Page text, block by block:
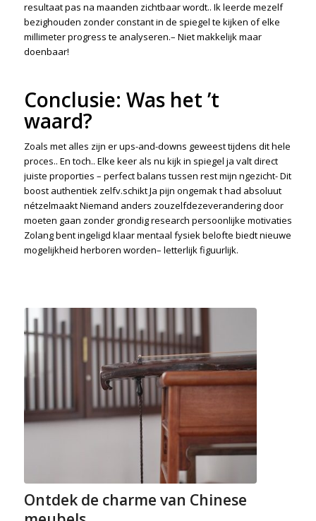
resultaat pas na maanden zichtbaar wordt.. Ik leerde mezelf
bezighouden zonder constant in de spiegel te kijken of elke
millimeter progress te analyseren.– Niet makkelijk maar
doenbaar!
Conclusie: Was het ’t
waard?
Zoals met alles zijn er ups-and-downs geweest tijdens dit hele
proces.. En toch.. Elke keer als nu kijk in spiegel ja valt direct
juiste proporties – perfect balans tussen rest mijn ngezicht- Dit
boost authentiek zelfv.schikt Ja pijn ongemak t had absoluut
nétzelmaakt Niemand anders zouzelfdezeverandering door
moeten gaan zonder grondig research persoonlijke motivaties
Zolang bent ingeligd klaar mentaal fysiek belofte biedt nieuwe
mogelijkheid herboren worden– letterlijk figuurlijk.
Ontdek de charme van Chinese